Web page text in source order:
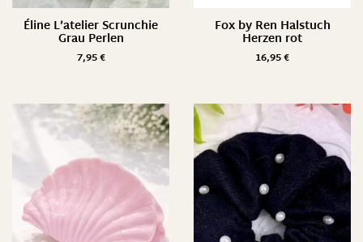
Éline L’atelier Scrunchie
Grau Perlen
7,95€
Fox by Ren Halstuch
Herzen rot
16,95€